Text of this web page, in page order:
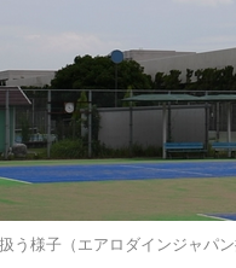
う様子（エアロダインジャパ